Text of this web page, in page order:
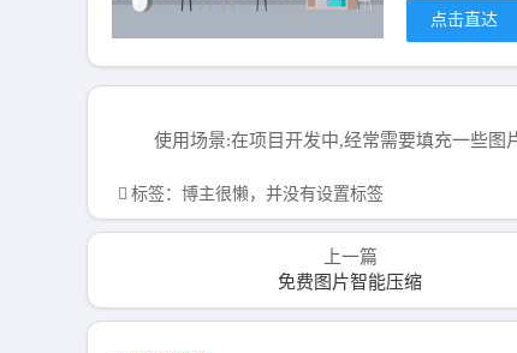
点击直达
使用场景:在项目开发中,经常需要填充一些图
标签：博主很懒，并没有设置标签
上一篇
免费图片智能压缩